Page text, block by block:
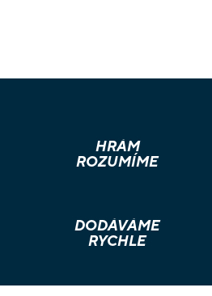
HRÁM
ROZUMÍME
DODÁVÁME
RYCHLE